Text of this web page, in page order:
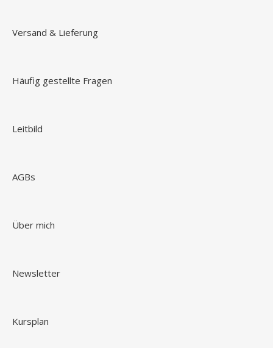
Versand & Lieferung
Häufig gestellte Fragen
Leitbild
AGBs
Über mich
Newsletter
Kursplan